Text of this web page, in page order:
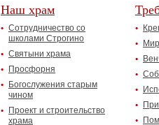
Наш храм
Сотрудничество со
школами Строгино
Святыни храма
Просфорня
Богослужения старым
чином
Проект и строительство
храма